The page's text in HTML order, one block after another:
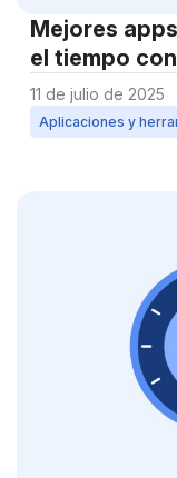
Mejores
el tiempo
11 de julio de 2025
Aplicaciones y